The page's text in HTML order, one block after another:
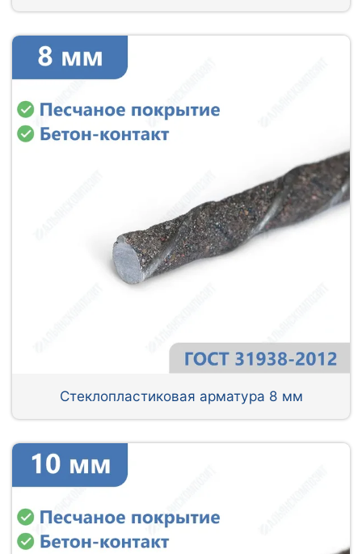
Стеклопластиковая арматура 8 мм